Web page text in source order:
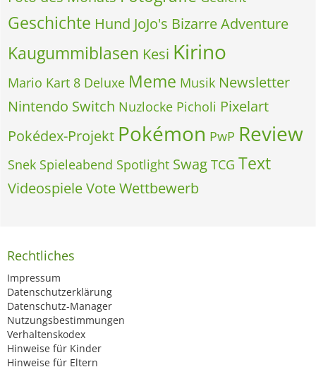
Geschichte Hund JoJo's Bizarre Adventure
Kaugummiblasen Kesi Kirino
Mario Kart 8 Deluxe Meme Musik Newsletter
Nintendo Switch Nuzlocke Picholi Pixelart
Pokédex-Projekt Pokémon PwP Review
Snek Spieleabend Spotlight Swag TCG Text
VideospieleVoteWettbewerb
Rechtliches
Impressum
Datenschutzerklärung
Datenschutz-Manager
Nutzungsbestimmungen
Verhaltenskodex
Hinweise für Kinder
Hinweise für Eltern